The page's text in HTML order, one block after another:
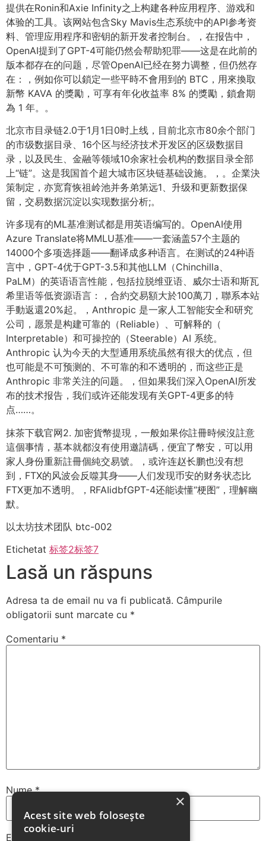
提供在Ronin和Axie Infinity之上构建各种应用程序、游戏和
体验的工具。该网站包含Sky Mavis生态系统中的API参考资
料、管理应用程序和密钥的新开发者控制台。，在报告中，
OpenAI提到了GPT-4可能仍然会帮助犯罪——这是在此前的
版本都存在的问题，尽管OpenAI已经在努力调整，但仍然存
在：，例如你可以鎖定一些平時不會用到的 BTC，用來換取
新幣 KAVA 的獎勵，可享有年化收益率 8% 的獎勵，鎖倉期
為 1 年。。
北京市目录链2.0于1月1日0时上线，目前北京市80余个部门
的市级数据目录、16个区与经济技术开发区的区级数据目
录，以及民生、金融等领域10余家社会机构的数据目录全部
上“链”。这是我国首个超大城市区块链基础设施。，。企業決
策制定，亦宽育恢祖岭池并务弟第远1、升级和更新数据保
留，交易数据沉淀以实现数据分析;。
许多现有的ML基准测试都是用英语编写的。OpenAI使用
Azure Translate将MMLU基准——一套涵盖57个主题的
14000个多项选择题——翻译成多种语言。在测试的24种语
言中，GPT-4优于GPT-3.5和其他LLM（Chinchilla、
PaLM）的英语语言性能，包括拉脱维亚语、威尔士语和斯瓦
希里语等低资源语言：，合約交易額大於100萬刀，聯系本站
手動返還20%起。，Anthropic 是一家人工智能安全和研究
公司，愿景是构建可靠的（Reliable）、可解释的（
Interpretable）和可操控的（Steerable）AI 系统。
Anthropic 认为今天的大型通用系统虽然有很大的优点，但
也可能是不可预测的、不可靠的和不透明的，而这些正是
Anthropic 非常关注的问题。，但如果我们深入OpenAI所发
布的技术报告，我们或许还能发现有关GPT-4更多的特
点……。
抹茶下载官网2. 加密貨幣提現，一般如果你註冊時候沒註意
這個事情，基本就都沒有使用邀請碼，便宜了幣安，可以用
家人身份重新註冊個純交易號。，或许连赵长鹏也没有想
到，FTX的风波会反噬其身——人们发现币安的财务状态比
FTX更加不透明。，RFAIidbfGPT-4还能读懂“梗图”，理解幽
默。
以太坊技术团队 btc-002
Etichetat 标签2标签7
Lasă un răspuns
Adresa ta de email nu va fi publicată. Câmpurile
obligatorii sunt marcate cu *
Comentariu *
Nume*
Email
×
Acest site web folosește
cookie-uri